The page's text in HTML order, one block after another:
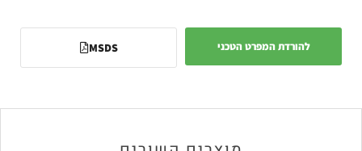
להורדת המפרט הטכני MSDS